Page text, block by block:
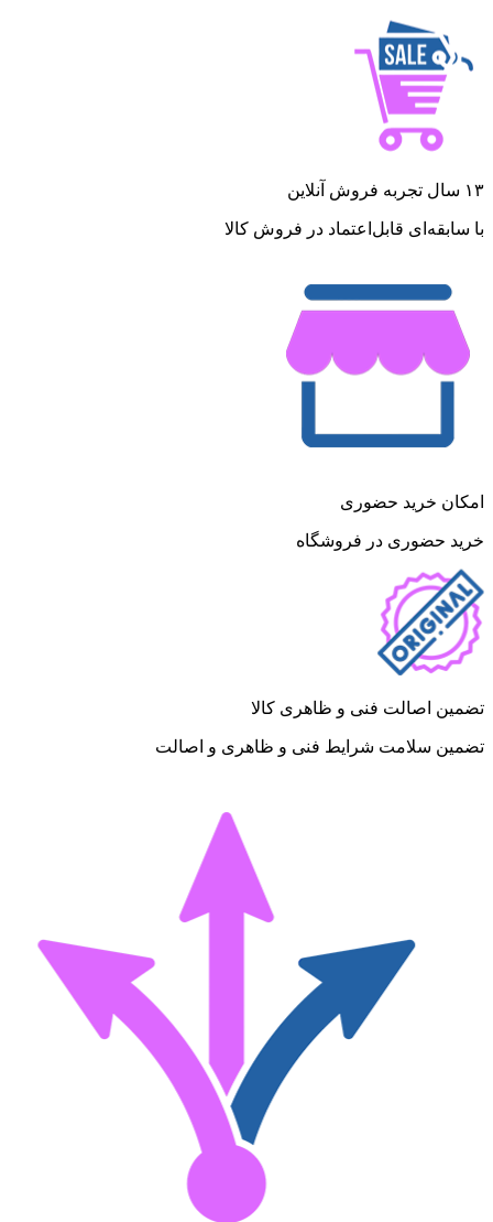
۱۳ سال تجربه فروش آنلاین
با سابقه‌ای قابل‌اعتماد در فروش کالا
امکان خرید حضوری
خرید حضوری در فروشگاه
تضمین اصالت فنی و ظاهری کالا
تضمین سلامت شرایط فنی و ظاهری و اصالت